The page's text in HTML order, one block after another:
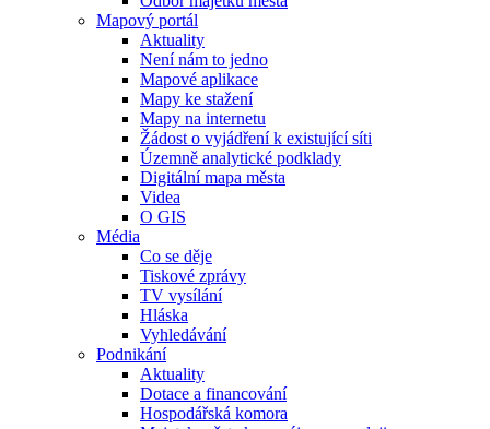
Mapový portál
Aktuality
Není nám to jedno
Mapové aplikace
Mapy ke stažení
Mapy na internetu
Žádost o vyjádření k existující síti
Územně analytické podklady
Digitální mapa města
Videa
O GIS
Média
Co se děje
Tiskové zprávy
TV vysílání
Hláska
Vyhledávání
Podnikání
Aktuality
Dotace a financování
Hospodářská komora